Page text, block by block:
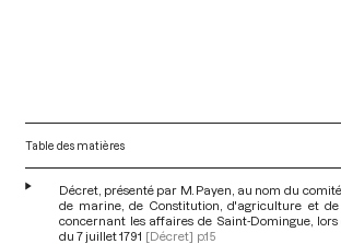
Table des matières
Décret, présenté par M. Payen, au nom du comité
de marine, de Constitution, d'agriculture et de
concernant les affaires de Saint-Domingue, lors
du 7 juillet 1791 [Décret] p.15